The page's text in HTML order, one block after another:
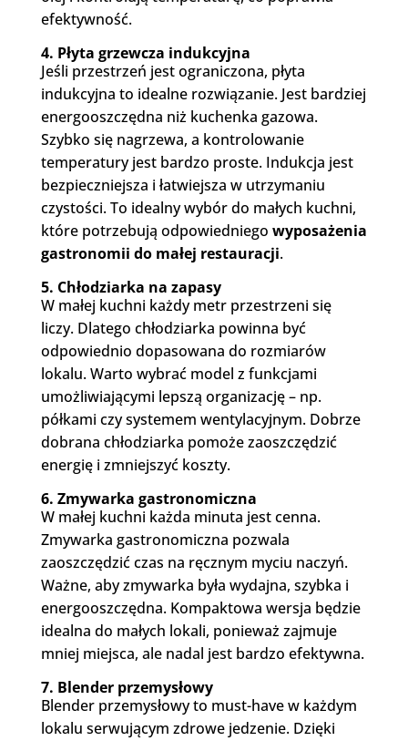
efektywność.
4. Płyta grzewcza indukcyjna
Jeśli przestrzeń jest ograniczona, płyta
indukcyjna to idealne rozwiązanie. Jest bardziej
energooszczędna niż kuchenka gazowa.
Szybko się nagrzewa, a kontrolowanie
temperatury jest bardzo proste. Indukcja jest
bezpieczniejsza i łatwiejsza w utrzymaniu
czystości. To idealny wybór do małych kuchni,
które potrzebują odpowiedniego wyposażenia
gastronomii do małej restauracji.
5. Chłodziarka na zapasy
W małej kuchni każdy metr przestrzeni się
liczy. Dlatego chłodziarka powinna być
odpowiednio dopasowana do rozmiarów
lokalu. Warto wybrać model z funkcjami
umożliwiającymi lepszą organizację – np.
półkami czy systemem wentylacyjnym. Dobrze
dobrana chłodziarka pomoże zaoszczędzić
energię i zmniejszyć koszty.
6. Zmywarka gastronomiczna
W małej kuchni każda minuta jest cenna.
Zmywarka gastronomiczna pozwala
zaoszczędzić czas na ręcznym myciu naczyń.
Ważne, aby zmywarka była wydajna, szybka i
energooszczędna. Kompaktowa wersja będzie
idealna do małych lokali, ponieważ zajmuje
mniej miejsca, ale nadal jest bardzo efektywna.
7. Blender przemysłowy
Blender przemysłowy to must-have w każdym
lokalu serwującym zdrowe jedzenie. Dzięki